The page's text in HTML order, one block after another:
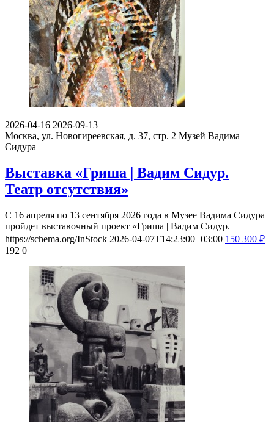
2026-04-16 2026-09-13
Москва, ул. Новогиреевская, д. 37, стр. 2 Музей Вадима
Сидура
Выставка «Гриша | Вадим Сидур.
Театр отсутствия»
С 16 апреля по 13 сентября 2026 года в Музее Вадима Сидура
пройдет выставочный проект «Гриша | Вадим Сидур.
https://schema.org/InStock 2026-04-07T14:23:00+03:00 150 300 ₽
192 0